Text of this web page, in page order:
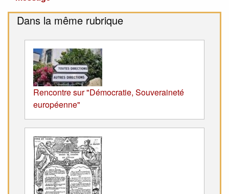
Dans la même rubrique
Rencontre sur "Démocratie, Souveraineté
européenne"